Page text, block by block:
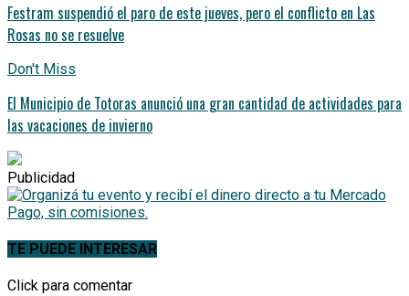
Festram suspendió el paro de este jueves, pero el conflicto en Las
Rosas no se resuelve
Don't Miss
El Municipio de Totoras anunció una gran cantidad de actividades para
las vacaciones de invierno
Publicidad
TE PUEDE INTERESAR
Click para comentar